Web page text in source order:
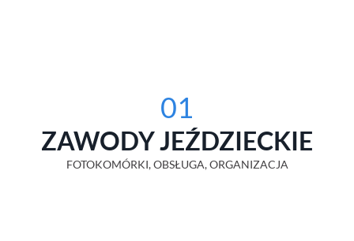
01
ZAWODY JEŹDZIECKIE
FOTOKOMÓRKI, OBSŁUGA, ORGANIZACJA